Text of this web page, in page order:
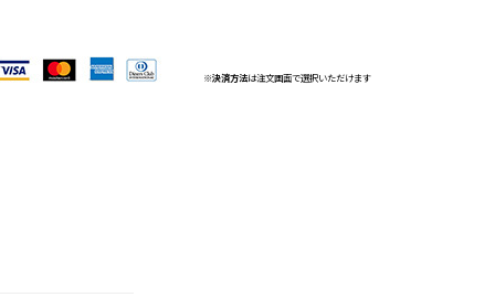
※決済方法は注文画面で選択いただけます